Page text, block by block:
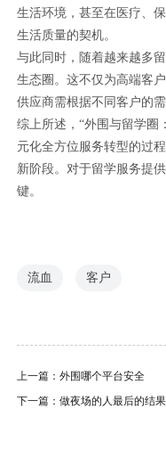
生活环境，甚至在医疗、
生活质量的契机。
与此同时，随着越来越多
生态圈。这不仅为高端客
供应商需根据不同客户的
综上所述，“外围与留学圈
元化全方位服务转型的过
新阶段。对于留学服务提
键。
流血 客户
上一篇： 外围哪个平台安全
下一篇： 做夜场的人最后的结